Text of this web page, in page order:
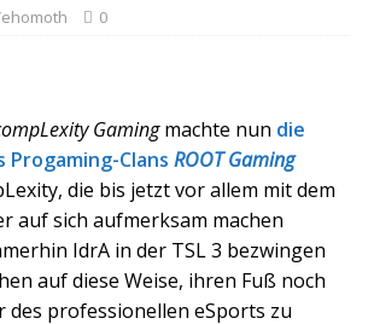
0
Gamingmachte nun die
Progaming-Clans ROOT Gaming
die bis jetzt vor allem mit dem
auf sich aufmerksam machen
IdrA in der TSL 3 bezwingen
auf diese Weise, ihren Fuß noch
des professionellen eSports zu